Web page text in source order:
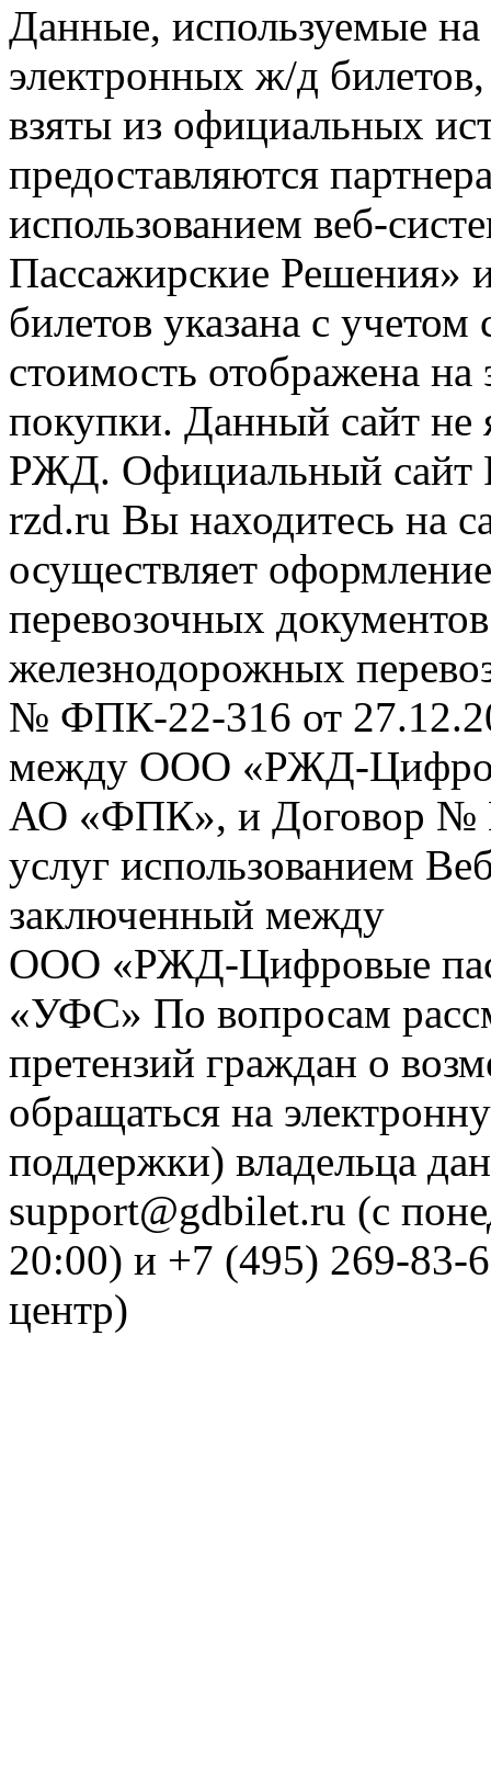
Данные, используемые на
электронных ж/д
взяты из официальных
предоставляются
использованием веб-
Пассажирские
билетов указана с
стоимость отображена
покупки. Данный сайт не
РЖД. Официальный сайт
rzd.ru Вы находитесь на
осуществляет
перевозочных
железнодорожных
№ ФПК-22-316 от
между ООО «РЖД-
АО «ФПК», и Договор №
услуг использованием
заключенный между
ООО «РЖД-Цифровые
«УФС» По вопросам
претензий граждан о
обращаться на
поддержки) владельца
support@gdbilet.ru (с
20:00) и +7 (495) 269-83-
центр)